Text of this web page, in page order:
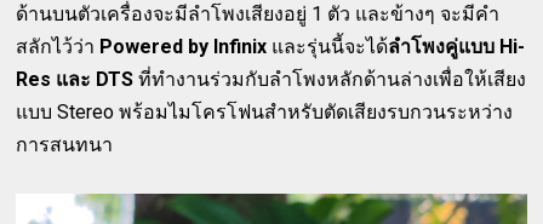
ด้านบนตัวเครื่องจะมีลำโพงเสียงอยู่ 1 ตัว และข้างๆ จะมีคำ
สลักไว้ว่า Powered by Infinix และรุ่นนี้จะได้ลำโพงคู่แบบ Hi-
Res และ DTS ที่ทำงานร่วมกับลำโพงหลักด้านล่างเพื่อให้เสียง
แบบ Stereo พร้อมไมโครโฟนสำหรับตัดเสียงรบกวนระหว่าง
การสนทนา